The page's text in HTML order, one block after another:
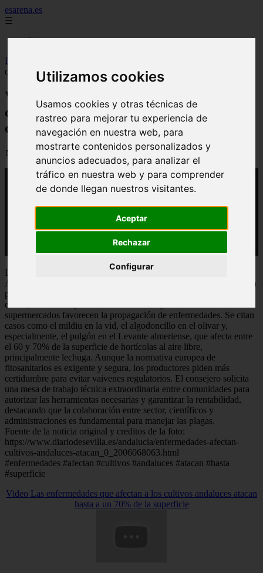
Utilizamos cookies
Usamos cookies y otras técnicas de
rastreo para mejorar tu experiencia de
navegación en nuestra web, para
mostrarte contenidos personalizados y
anuncios adecuados, para analizar el
tráfico en nuestra web y para comprender
de donde llegan nuestros visitantes.
Aceptar
Rechazar
Configurar
esarena.es
☰
Inicio
Inicio
cultivos andaluces atacan hasta a un 70% de la superficie
Video Las enfermedades que afectan a los
cultivos andaluces atacan hasta a un 70%
de la superficie
📅 06/03/2026
Las nuevas lluvias agravarán los problemas de sanidad vegetal en
Andalucía, enfrentando los agricultores a situaciones complejas para
proteger sus cosechas. El cambio climático, el comercio a gran
escala, la falta de aplicación de sustancias y las restricciones de los
supermercados favorecen la propagación de enfermedades. Se citan
casos como el mildiu en la vid, el algodoncillo en el olivar y,
especialmente, el pulgón en el Levante almeriense, que afecta entre
el 60 y 70% de la superficie de hortícolas al aire libre,
principalmente lechuga. Aunque la normativa europea de
fitosanitarios es exigente y segura, los productores piden más
certidumbre para evitar vaivenes regulatorios. El consejero solicita
una mesa de trabajo técnica extraordinaria entre comunidades para
autorizar las herramientas necesarias y garantizar la rentabilidad,
destacando que la colaboración entre sector, científicos y
administraciones es fundamental para manejar las plagas.
Fuente de la noticia original y creditos de la foto:
https://www.diariodesevilla.es/andalucia/enfermedades-afectan-
cultivos-andaluces-atacan_0_2006068063.html
#enfermedades #afectan #cultivos #andaluces #atacan #hasta
#superficie
Video Las enfermedades que afectan a los cultivos andaluces atacan
hasta a un 70% de la superficie